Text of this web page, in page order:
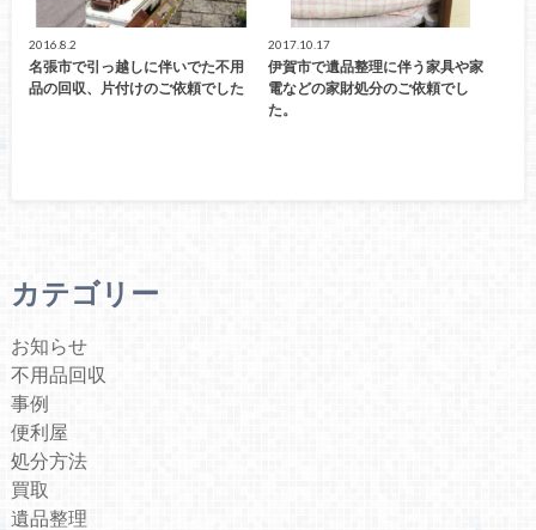
2016.8.2
名張市で引っ越しに伴いでた不用
品の回収、片付けのご依頼でした
2017.10.17
伊賀市で遺品整理に伴う家具や家
電などの家財処分のご依頼でし
た。
カテゴリー
お知らせ
不用品回収
事例
便利屋
処分方法
買取
遺品整理